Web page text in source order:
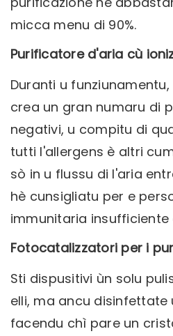
micca menu di 90%.
Purificatore d'aria cù
Duranti u
crea un gran numaru di
negativi, u compitu di
tutti l'allergens è altri
sò in u flussu di l'aria
hè cunsigliatu per e
immunitaria insufficiente
Fotocatalizzatori per i
Sti dispusitivi ùn solu
elli, ma ancu disinfettate
facendu chì pare un